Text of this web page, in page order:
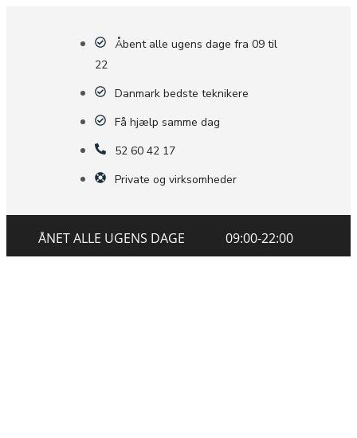
Åbent alle ugens dage fra 09 til
22
Danmark bedste teknikere
Få hjælp samme dag
52 60 42 17
Private og virksomheder
ÅNET ALLE UGENS DAGE 09:00-22:00